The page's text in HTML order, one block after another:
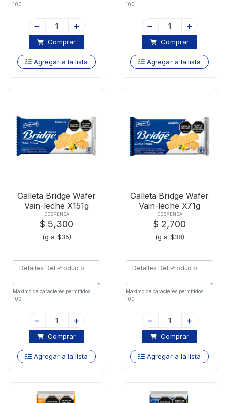
100
Comprar
Agregar a la lista
100
Comprar
Agregar a la lista
Galleta Bridge Wafer
Vain-leche X151g
DESPENSA
$ 5,300
(g a $35)
Maximo de caracteres permitidos:
100
Comprar
Agregar a la lista
Galleta Bridge Wafer
Vain-leche X71g
DESPENSA
$ 2,700
(g a $38)
Maximo de caracteres permitidos:
100
Comprar
Agregar a la lista